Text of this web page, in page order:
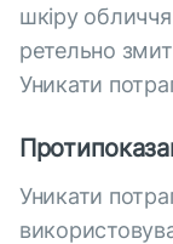
шкіру
ретельно
Уникати
Уникати